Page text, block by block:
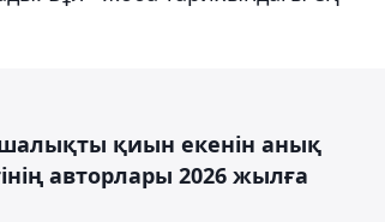
қиын екенін анық
авторлары 2026 жылға